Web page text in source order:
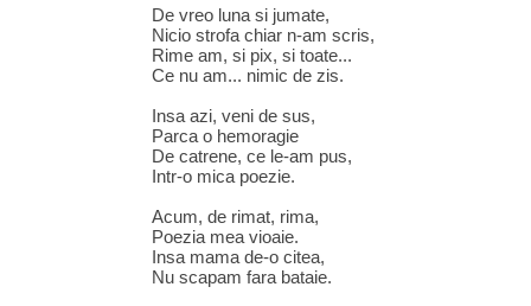
De vreo luna si jumate,
Nicio strofa chiar n-am scris,
Rime am, si pix, si toate...
Ce nu am... nimic de zis.
Insa azi, veni de sus,
Parca o hemoragie
De catrene, ce le-am pus,
Intr-o mica poezie.
Acum, de rimat, rima,
Poezia mea vioaie.
Insa mama de-o citea,
Nu scapam fara bataie.